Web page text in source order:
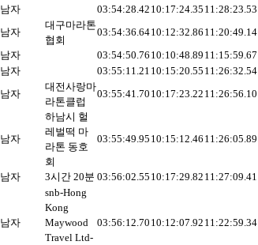
남자 03:54:28.42 10:17:24.35 11:28:23.53
남자
대구마라톤
협회
03:54:36.6410:12:32.86 11:20:49.14
남자 03:54:50.76 10:10:48.89 11:15:59.67
남자 03:55:11.21 10:15:20.55 11:26:32.54
남자
대전사랑마
라톤클럽
03:55:41.70 10:17:23.22 11:26:56.10
남자
하남시 헐
레벌떡 마
라톤 동호
회
03:55:49.95 10:15:12.46 11:26:05.89
남자 3시간 20분 03:56:02.55 10:17:29.82 11:27:09.41
남자
snb-Hong
Kong
Maywood
Travel Ltd-
03:56:12.70 10:12:07.92 11:22:59.34